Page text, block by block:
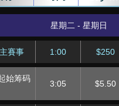
星期二 - 星期日
賽事 1:00 $250
始筹码
3:05 $5.50